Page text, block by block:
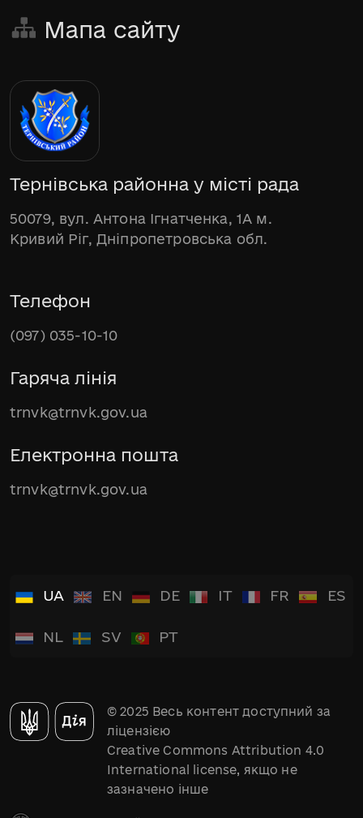
Мапа сайту
Тернівська районна у місті рада
50079, вул. Антона Ігнатченка, 1А м.
Кривий Ріг, Дніпропетровська обл.
Телефон
(097) 035-10-10
Гаряча лінія
trnvk@trnvk.gov.ua
Електронна пошта
trnvk@trnvk.gov.ua
UA EN DE IT FR ES
NL SV PT
© 2025 Весь контент доступний за
ліцензією
Creative Commons Attribution 4.0
International license, якщо не
зазначено інше